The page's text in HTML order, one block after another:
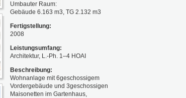
Umbauter Raum:
Gebäude 6.163 m3, TG 2.132 m3
Fertigstellung:
2008
Leistungsumfang:
Architektur, L.-Ph. 1–4 HOAI
Beschreibung:
Wohnanlage mit 6geschossigem
Vordergebäude und 3geschossigen
Maisonetten im Gartenhaus,